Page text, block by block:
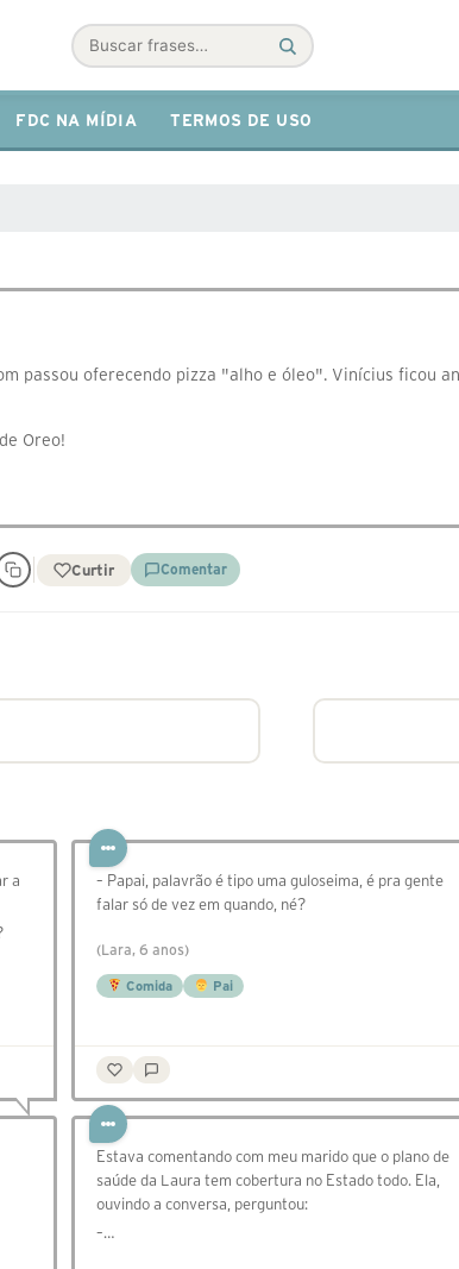
Buscar
FDC NA MÍDIA TERMOS DE USO
passou oferecendo pizza "alho e óleo". Vinícius ficou
Oreo!
Curtir Comentar
a
– Papai, palavrão é tipo uma guloseima, é pra gente
falar só de vez em quando, né?
(Lara, 6 anos)
Comida Pai
Estava comentando com meu marido que o plano de
saúde da Laura tem cobertura no Estado todo. Ela,
ouvindo a conversa, perguntou:
–…